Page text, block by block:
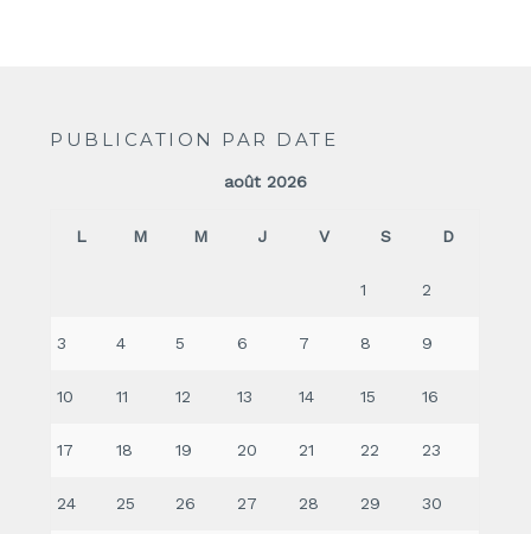
PUBLICATION PAR DATE
août 2026
L M M J V S D
1 2
3 4 5 6 7 8 9
10 11 12 13 14 15 16
17 18 19 20 21 22 23
24 25 26 27 28 29 30